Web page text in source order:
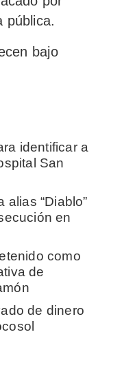
pública.
bajo
identificar a
San
alias “Diablo”
en
como
de
de dinero